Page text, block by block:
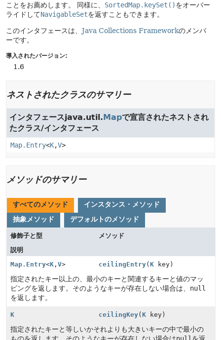
ことをお薦めします。
同様に、 SortedMap.keySet()をオーバー
ライドしてNavigableSetを返すこともできます。
このインタフェースは、 Java Collections Frameworkのメンバ
ーです。
導入されたバージョン:
1.6
ネストされたクラスのサマリー
インタフェースjava.util.Mapで宣言されたネストされ
たクラス/インタフェース
Map.Entry<K,V>
メソッドのサマリー
すべてのメソッド
インスタンス・メソッド
抽象メソッド
デフォルトのメソッド
修飾子と型
メソッド
説明
Map.Entry<K , V> ceilingEntry(K key)
指定されたキー以上の、最小のキーと関連するキーと値のマッ
ピングを返します。そのようなキーが存在しない場合は、 null
を返します。
K ceilingKey(K key)
指定されたキーと等しいかそれよりも大きいキーの中で最小の